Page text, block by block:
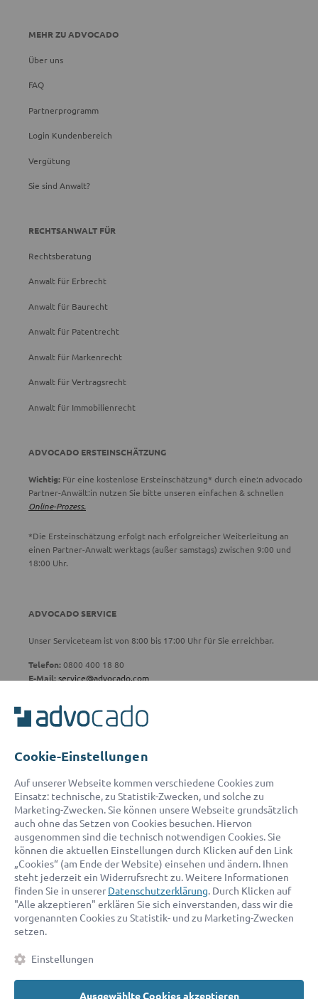
MEHR ZU ADVOCADO
Über uns
FAQ
Partnerprogramm
Login Kundenbereich
Vergütung
Sie sind Anwalt?
RECHTSANWALT FÜR
Rechtsberatung
Anwalt für Erbrecht
Anwalt für Baurecht
Anwalt für Patentrecht
Anwalt für Markenrecht
Anwalt für Vertragsrecht
Anwalt für Immobilienrecht
ADVOCADO ERSTEINSCHÄTZUNG
Wichtig: Für eine kostenlose Ersteinschätzung* durch eine:n advocado
Partner-Anwält:in nutzen Sie bitte unseren einfachen & schnellen
Online-Prozess.
*Die Ersteinschätzung erfolgt nach erfolgreicher Weiterleitung an
einen Partner-Anwalt werktags (außer samstags) zwischen 9:00 und
18:00 Uhr.
ADVOCADO SERVICE
Unser Serviceteam ist von 8:00 bis 17:00 Uhr für Sie erreichbar.
Telefon:0800 400 18 80
E-Mail:service@advocado.com
© 2026 advocado - einfach online den passenden Rechtsanwalt finden
Auszeichnungen:
Cookies
Cookie-Einstellungen
Auf unserer Webseite kommen verschiedene Cookies zum
Einsatz: technische, zu Statistik-Zwecken, und solche zu
Marketing-Zwecken. Sie können unsere Webseite grundsätzlich
auch ohne das Setzen von Cookies besuchen. Hiervon
ausgenommen sind die technisch notwendigen Cookies. Sie
können die aktuellen Einstellungen durch Klicken auf den Link
„Cookies“ (am Ende der Website) einsehen und ändern. Ihnen
steht jederzeit ein Widerrufsrecht zu. Weitere Informationen
finden Sie in unserer Datenschutzerklärung. Durch Klicken auf
"Alle akzeptieren" erklären Sie sich einverstanden, dass wir die
vorgenannten Cookies zu Statistik- und zu Marketing-Zwecken
setzen.
Einstellungen
Ausgewählte Cookies akzeptieren